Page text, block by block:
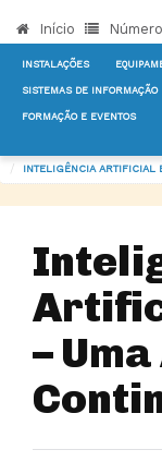
Início
INSTALAÇÕES
SISTEMAS DE INFORMAÇÃO
FORMAÇÃO E EVENTOS
INTELIGÊNCIA ARTIFICIAL
–